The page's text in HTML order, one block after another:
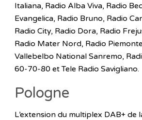
Italiana, Radio Alba Viva, Radio
Evangelica, Radio Bruno, Radio
Radio City, Radio Dora, Radio
Radio Mater Nord, Radio
Vallebelbo National Sanremo,
60-70-80 et Tele Radio Savigliano.
Pologne
L’extension du multiplex DAB+ de